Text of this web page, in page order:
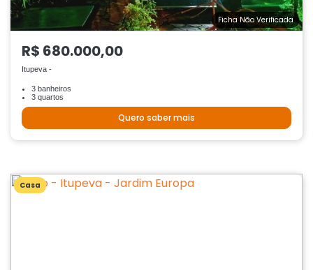
Ficha Não Verificada
R$ 680.000,00
Itupeva -
3 banheiros
3 quartos
Quero saber mais
Casa